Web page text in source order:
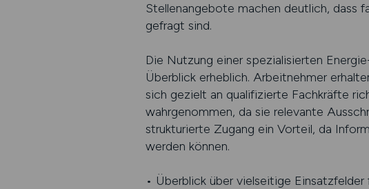
Stellenangebote machen deutlich, dass
gefragt sind.
Die Nutzung einer spezialisierten
Überblick erheblich. Arbeitnehmer
sich gezielt an qualifizierte Fachkräfte
wahrgenommen, da sie relevante
strukturierte Zugang ein Vorteil, da
werden können.
• Überblick über vielseitige